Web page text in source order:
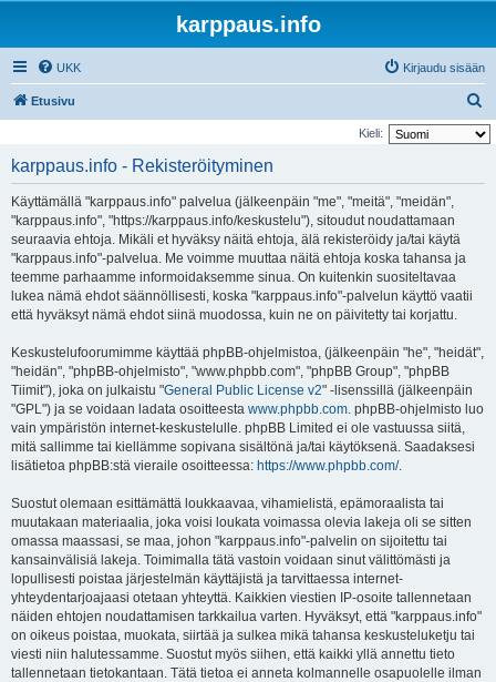
karppaus.info
UKK Kirjaudu sisään
Etusivu
t
Kieli:
karppaus.info - Rekisteröityminen
Käyttämällä "karppaus.info" palvelua (jälkeenpäin "me", "meitä", "meidän",
"karppaus.info", "https://karppaus.info/keskustelu"), sitoudut noudattamaan
seuraavia ehtoja. Mikäli et hyväksy näitä ehtoja, älä rekisteröidy ja/tai käytä
"karppaus.info"-palvelua. Me voimme muuttaa näitä ehtoja koska tahansa ja
teemme parhaamme informoidaksemme sinua. On kuitenkin suositeltavaa
lukea nämä ehdot säännöllisesti, koska "karppaus.info"-palvelun käyttö vaatii
että hyväksyt nämä ehdot siinä muodossa, kuin ne on päivitetty tai korjattu.
Keskustelufoorumimme käyttää phpBB-ohjelmistoa, (jälkeenpäin "he", "heidät",
"heidän", "phpBB-ohjelmisto", "www.phpbb.com", "phpBB Group", "phpBB
Tiimit"), joka on julkaistu "General Public License v2" -lisenssillä (jälkeenpäin
"GPL") ja se voidaan ladata osoitteesta www.phpbb.com. phpBB-ohjelmisto luo
vain ympäristön internet-keskustelulle. phpBB Limited ei ole vastuussa siitä,
mitä sallimme tai kiellämme sopivana sisältönä ja/tai käytöksenä. Saadaksesi
lisätietoa phpBB:stä vieraile osoitteessa: https://www.phpbb.com/.
Suostut olemaan esittämättä loukkaavaa, vihamielistä, epämoraalista tai
muutakaan materiaalia, joka voisi loukata voimassa olevia lakeja oli se sitten
omassa maassasi, se maa, johon "karppaus.info"-palvelin on sijoitettu tai
kansainvälisiä lakeja. Toimimalla tätä vastoin voidaan sinut välittömästi ja
lopullisesti poistaa järjestelmän käyttäjistä ja tarvittaessa internet-
yhteydentarjoajaasi otetaan yhteyttä. Kaikkien viestien IP-osoite tallennetaan
näiden ehtojen noudattamisen tarkkailua varten. Hyväksyt, että "karppaus.info"
on oikeus poistaa, muokata, siirtää ja sulkea mikä tahansa keskusteluketju tai
viesti niin halutessamme. Suostut myös siihen, että kaikki yllä annettu tieto
tallennetaan tietokantaan. Tätä tietoa ei anneta kolmannelle osapuolelle ilman